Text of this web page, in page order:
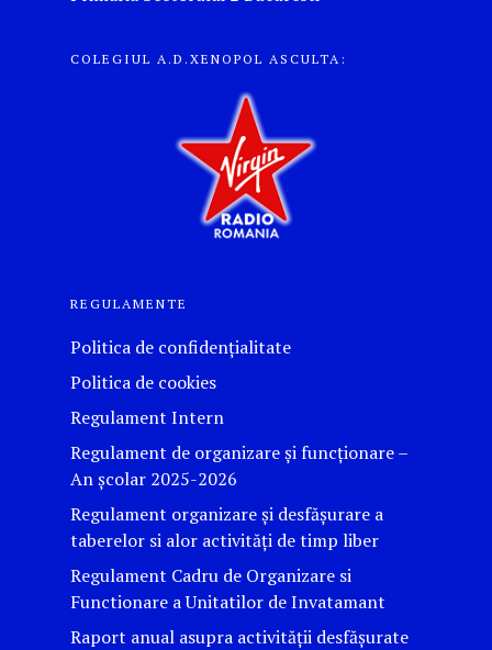
COLEGIUL A.D.XENOPOL ASCULTA:
REGULAMENTE
Politica de confidențialitate
Politica de cookies
Regulament Intern
Regulament de organizare și funcționare –
An școlar 2025-2026
Regulament organizare și desfășurare a
taberelor si alor activităţi de timp liber
Regulament Cadru de Organizare si
Functionare a Unitatilor de Invatamant
Raport anual asupra activității desfășurate